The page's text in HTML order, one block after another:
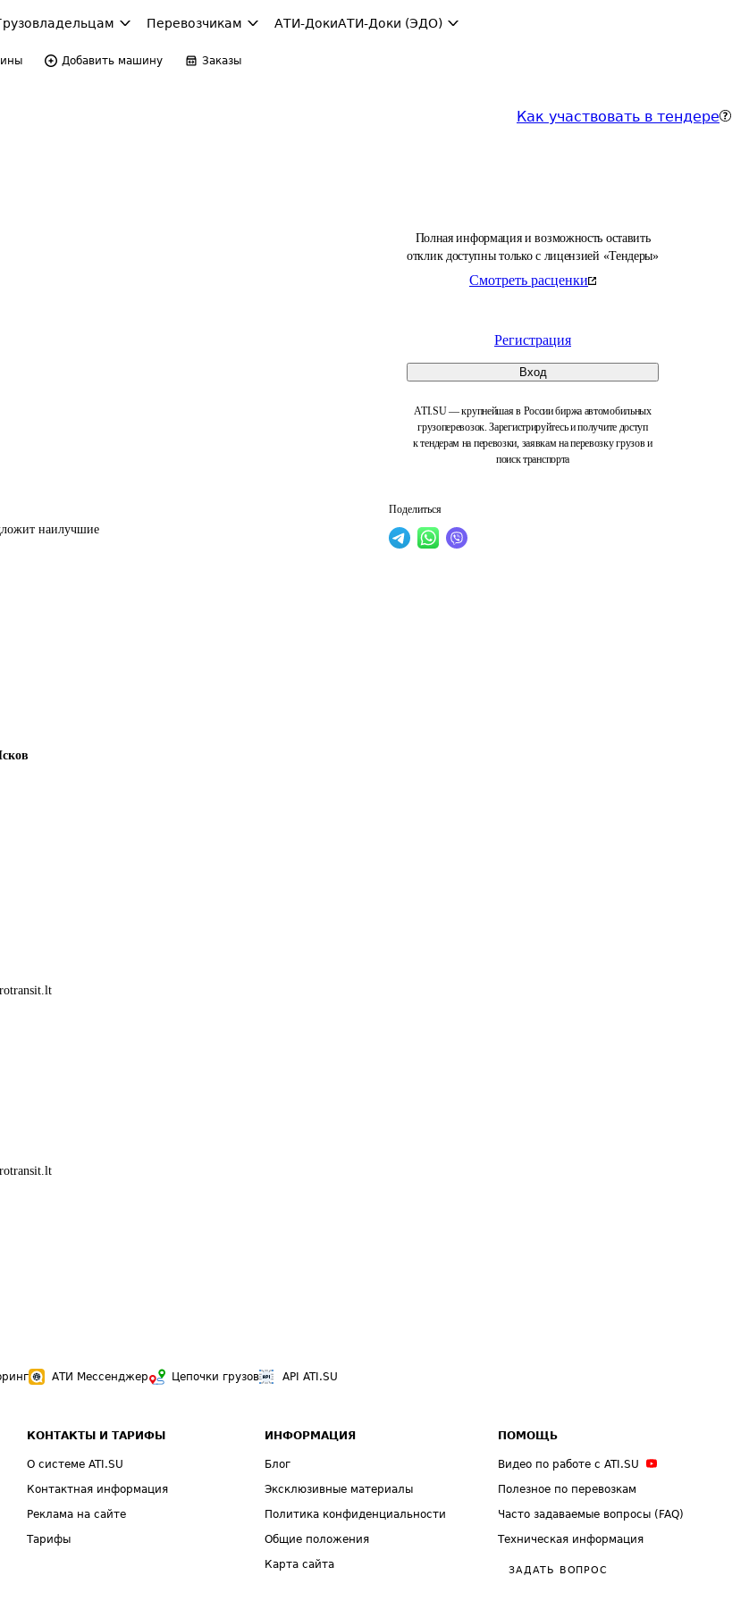
Перевозчикам АТИ-ДокиАТИ-Доки (ЭДО)
Добавить машину Заказы
Как участвовать в тендере
Полная информация и возможность оставить
отклик доступны только с лицензией «Тендеры»
Смотреть расценки
Регистрация
Вход
ATI.SU — крупнейшая в России биржа автомобильных
грузоперевозок. Зарегистрируйтесь и получите доступ
к тендерам на перевозки, заявкам на перевозку грузов и
поиск транспорта
Поделиться
наилучшие
АТИ Мессенджер Цепочки грузов API ATI.SU
КОНТАКТЫ И ТАРИФЫ
О системе ATI.SU
Контактная информация
Реклама на сайте
Тарифы
ИНФОРМАЦИЯ
Блог
Эксклюзивные материалы
Политика конфиденциальности
Общие положения
Карта сайта
ПОМОЩЬ
Видео по работе с ATI.SU
Полезное по перевозкам
Часто задаваемые вопросы (FAQ)
Техническая информация
ЗАДАТЬ ВОПРОС